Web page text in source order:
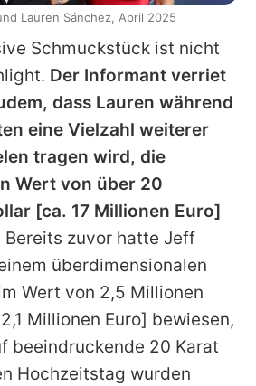
Schmuckstück ist nicht
Der Informant verriet
dass Lauren während
eine Vielzahl weiterer
tragen wird, die
Wert von über 20
[ca. 17 Millionen Euro]
Bereits zuvor hatte Jeff
überdimensionalen
Wert von 2,5 Millionen
Millionen Euro] bewiesen,
beeindruckende 20 Karat
Hochzeitstag wurden
Lauren Sánchez, April 2025